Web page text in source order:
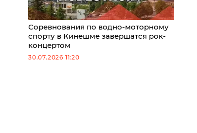
Соревнования по водно-моторному
спорту в Кинешме завершатся рок-
концертом
30.07.2026 11:20